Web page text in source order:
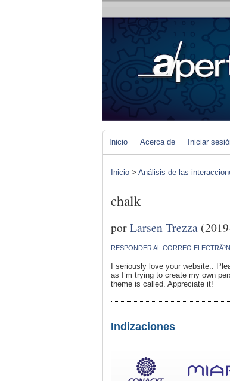
Inicio Acerca de Iniciar
Inicio > Análisis de las
chalk
porLarsen Trezza
RESPONDER AL CORREO
I seriously love your website..
as I’m trying to create my own
theme is called. Appreciate it!
Indizaciones